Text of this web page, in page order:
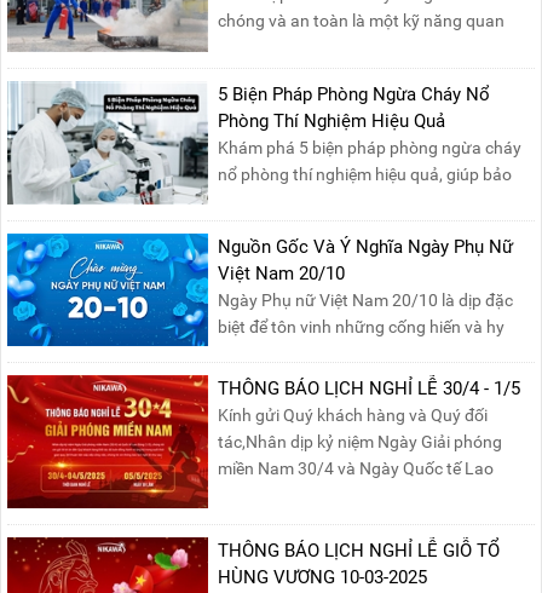
chóng và an toàn là một kỹ năng quan
cháy xăng dầu rất dễ lan rộng và gây thiệt
hại nghiêm trọng nếu không được xử lý kịp
thời. Vì vậy, việc hiểu rõ các phương pháp
dập tắt...
5 Biện Pháp Phòng Ngừa Cháy Nổ
Phòng Thí Nghiệm Hiệu Quả
Khám phá 5 biện pháp phòng ngừa cháy
nổ phòng thí nghiệm hiệu quả, giúp bảo
sản, giảm thiểu nguy cơ cháy nổ phòng thí
nghiệm.
Nguồn Gốc Và Ý Nghĩa Ngày Phụ Nữ
Việt Nam 20/10
Ngày Phụ nữ Việt Nam 20/10 là dịp đặc
biệt để tôn vinh những cống hiến và hy
Khởi nguồn từ sự ra đời của Hội Phụ nữ
phản đế Việt Nam vào năm 1930, ngày
này không chỉ ghi nhận vai trò quan trọng
của phụ nữ ...
THÔNG BÁO LỊCH NGHỈ LỄ 30/4 - 1/5
Kính gửi Quý khách hàng và Quý đối
tác,Nhân dịp kỷ niệm Ngày Giải phóng
miền Nam 30/4 và Ngày Quốc tế Lao
báo lịch nghỉ lễ như sau:Thời gian nghỉ: Từ
Thứ Ba, ngày 29/04/2025 đến hết Chủ
Nhật, ngày 04/05/2025.T...
THÔNG BÁO LỊCH NGHỈ LỄ GIỖ TỔ
HÙNG VƯƠNG 10-03-2025